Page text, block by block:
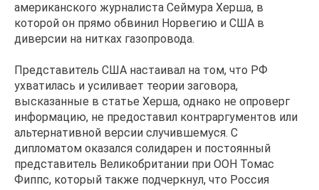
американского журналиста Сеймура Херша, в
которой он прямо обвинил Норвегию и США в
диверсии на нитках газопровода.
Представитель США настаивал на том, что РФ
ухватилась и усиливает теории заговора,
высказанные в статье Херша, однако не опроверг
информацию, не предоставил контраргументов или
альтернативной версии случившемуся. С
дипломатом оказался солидарен и постоянный
представитель Великобритании при ООН Томас
Фиппс, который также подчеркнул, что Россия